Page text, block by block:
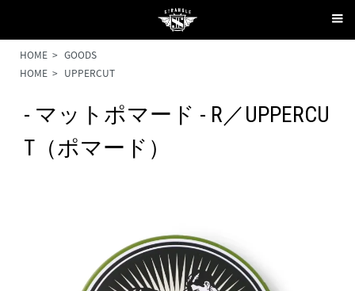
HOME > GOODS
HOME > UPPERCUT
- マットポマード - R／UPPERCU
T（ポマード）